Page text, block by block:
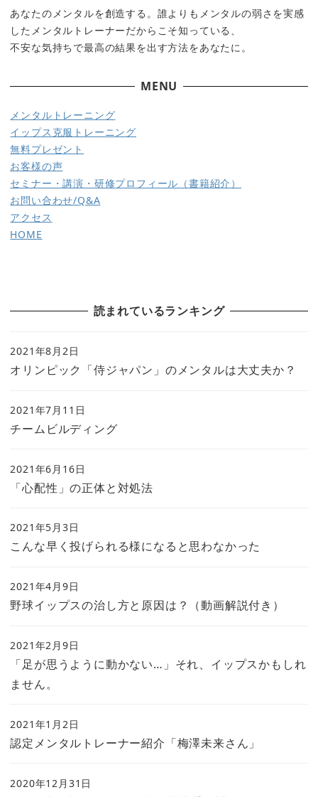
あなたのメンタルを創造する。誰よりもメンタルの弱さを実感
したメンタルトレーナーだからこそ知っている、
不安な気持ちで最高の結果を出す方法をあなたに。
MENU
メ ンタルトレーニング
イップス克服トレーニング
無料プレゼント
お客様の声
セミナー・講演・研修プロフィール（書籍紹介）
お問い合わせ/Q&A
アクセス
HOME
読まれているランキング
オリンピック「侍ジャパン」のメンタルは大丈夫か？
2021年8月2日
チームビルディング
2021年7月11日
「心配性」の正体と対処法
2021年6月16日
こんな早く投げられる様になると思わなかった
2021年5月3日
野球イップスの治し方と原因は？（動画解説付き）
2021年4月9日
「足が思うように動かない…」それ、イップスかもしれ
ません。
2021年2月9日
認定メンタルトレーナー紹介「梅澤未来さん」
2021年1月2日
2020年12月31日